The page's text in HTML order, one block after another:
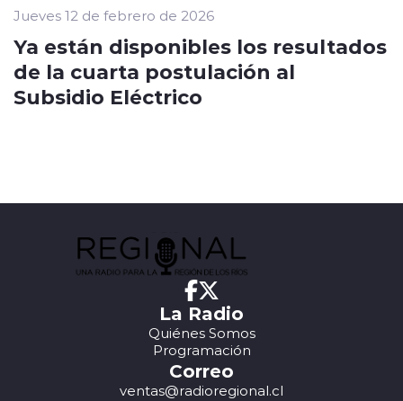
Jueves 12 de febrero de 2026
Ya están disponibles los resultados
de la cuarta postulación al
Subsidio Eléctrico
La Radio
Quiénes Somos
Programación
Correo
ventas@radioregional.cl